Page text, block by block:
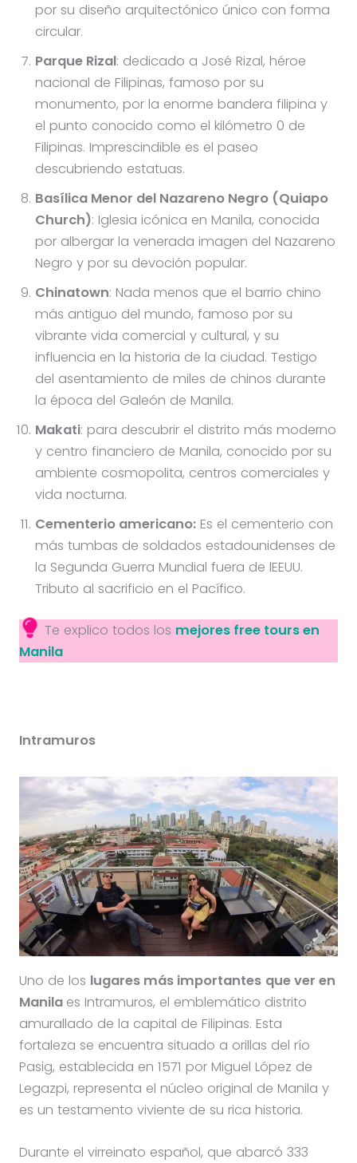
por su diseño arquitectónico único con forma
circular.
Parque Rizal: dedicado a José Rizal, héroe
nacional de Filipinas, famoso por su
monumento, por la enorme bandera filipina y
el punto conocido como el kilómetro 0 de
Filipinas. Imprescindible es el paseo
descubriendo estatuas.
Basílica Menor del Nazareno Negro (Quiapo
Church): Iglesia icónica en Manila, conocida
por albergar la venerada imagen del Nazareno
Negro y por su devoción popular.
Chinatown: Nada menos que el barrio chino
más antiguo del mundo, famoso por su
vibrante vida comercial y cultural, y su
influencia en la historia de la ciudad. Testigo
del asentamiento de miles de chinos durante
la época del Galeón de Manila.
Makati: para descubrir el distrito más moderno
y centro financiero de Manila, conocido por su
ambiente cosmopolita, centros comerciales y
vida nocturna.
Cementerio americano:Es el cementerio con
más tumbas de soldados estadounidenses de
la Segunda Guerra Mundial fuera de lEEUU.
Tributo al sacrificio en el Pacífico.
Te explico todos los mejores free tours en
Manila
Intramuros
Uno de los lugares más importantes que ver en
Manila es Intramuros, el emblemático distrito
amurallado de la capital de Filipinas. Esta
fortaleza se encuentra situado a orillas del río
Pasig, establecida en 1571 por Miguel López de
Legazpi, representa el núcleo original de Manila y
es un testamento viviente de su rica historia.
Durante el virreinato español, que abarcó 333